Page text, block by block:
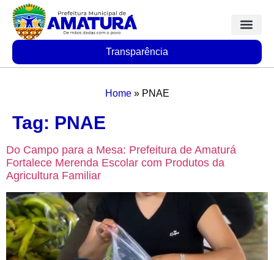
Transparência
Home» PNAE
Tag: PNAE
Do Campo para a Mesa: Prefeitura de Amaturá
Fortalece Merenda Escolar com Produtos da
Agricultura Familiar